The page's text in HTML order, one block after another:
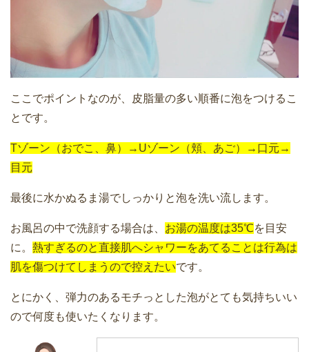
ここでポイントなのが、皮脂量の多い順番に泡をつけるこ
とです。
Tゾーン（おでこ、鼻）→Uゾーン（頬、あご）→口元→
目元
最後に水かぬるま湯でしっかりと泡を洗い流します。
お風呂の中で洗顔する場合は、 お湯の温度は35℃を目安
に。 熱すぎるのと直接肌へシャワーをあてることは行為は
肌を傷つけてしまうので控えたいです。
とにかく、弾力のあるモチっとした泡がとても気持ちいい
ので何度も使いたくなります。